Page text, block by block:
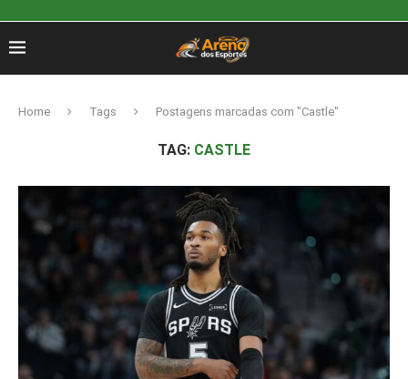
Home Tags Postagens marcadas com "Castle"
TAG: CASTLE